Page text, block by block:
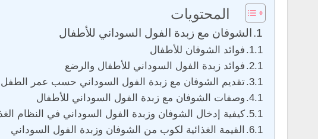
المحتويات
الشوفان مع زبدة الفول السوداني للأطفال
فوائد الشوفان للأطفال
فوائد زبدة الفول السوداني للأطفال والرضع
تقديم الشوفان مع زبدة الفول السوداني حسب عمر الطفل
وصفات الشوفان مع زبدة الفول السوداني للأطفال
كيفية إدخال الشوفان وزبدة الفول السوداني في النظام
القيمة الغذائية لكوب من الشوفان وزبدة الفول السوداني